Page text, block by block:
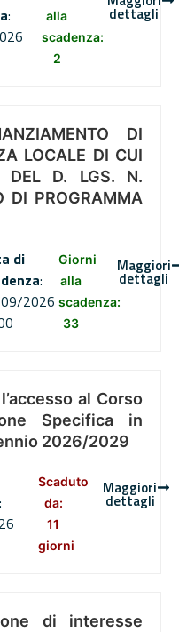
:
alla
scadenza:
2
dettagli
DI
LOCALE DI CUI
D. LGS. N.
DI PROGRAMMA
di
:
2026
Giorni
alla
scadenza:
33
Maggiori
dettagli
al Corso
Specifica in
2026/2029
:
Scaduto
da:
11
giorni
Maggiori
dettagli
di interesse